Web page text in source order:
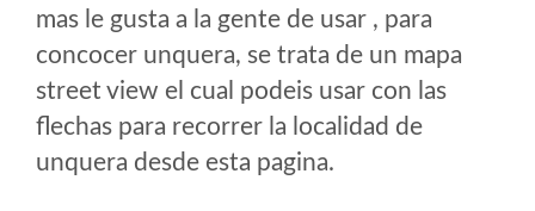
mas le gusta a la gente de usar , para
concocer unquera, se trata de un mapa
street view el cual podeis usar con las
flechas para recorrer la localidad de
unquera desde esta pagina.